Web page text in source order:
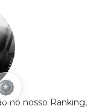
no nosso Ranking,